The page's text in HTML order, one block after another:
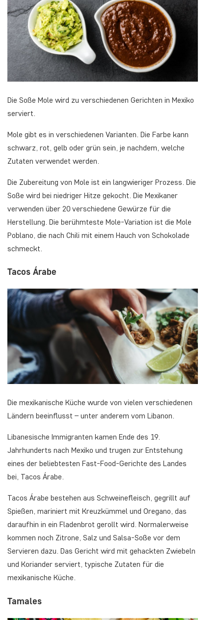
Die Soße Mole wird zu verschiedenen Gerichten in Mexiko
serviert.
Mole gibt es in verschiedenen Varianten. Die Farbe kann
schwarz, rot, gelb oder grün sein, je nachdem, welche
Zutaten verwendet werden.
Die Zubereitung von Mole ist ein langwieriger Prozess. Die
Soße wird bei niedriger Hitze gekocht. Die Mexikaner
verwenden über 20 verschiedene Gewürze für die
Herstellung. Die berühmteste Mole-Variation ist die Mole
Poblano, die nach Chili mit einem Hauch von Schokolade
schmeckt.
Tacos Árabe
Die mexikanische Küche wurde von vielen verschiedenen
Ländern beeinflusst – unter anderem vom Libanon.
Libanesische Immigranten kamen Ende des 19.
Jahrhunderts nach Mexiko und trugen zur Entstehung
eines der beliebtesten Fast-Food-Gerichte des Landes
bei, Tacos Árabe.
Tacos Árabe bestehen aus Schweinefleisch, gegrillt auf
Spießen, mariniert mit Kreuzkümmel und Oregano, das
daraufhin in ein Fladenbrot gerollt wird. Normalerweise
kommen noch Zitrone, Salz und Salsa-Soße vor dem
Servieren dazu. Das Gericht wird mit gehackten Zwiebeln
und Koriander serviert, typische Zutaten für die
mexikanische Küche.
Tamales